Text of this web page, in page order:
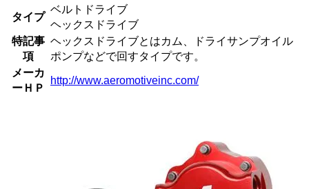
タイプ
ベルトドライブ
ヘックスドライブ
特記事
項
ヘックスドライブとはカム、ドライサンプオイル
ポンプなどで回すタイプです。
メーカ
ーＨＰ
http://www.aeromotiveinc.com/